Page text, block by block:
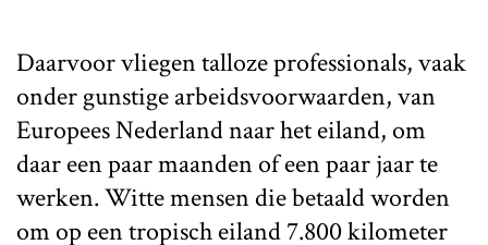
Daarvoor vliegen talloze professionals, vaak
onder gunstige arbeidsvoorwaarden, van
Europees Nederland naar het eiland, om
daar een paar maanden of een paar jaar te
werken. Witte mensen die betaald worden
om op een tropisch eiland 7.800 kilometer